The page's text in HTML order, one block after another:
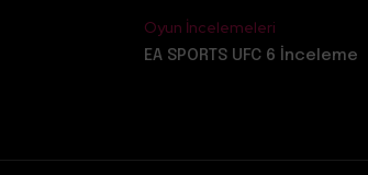
Oyun İncelemeleri
EA SPORTS UFC 6 İnceleme